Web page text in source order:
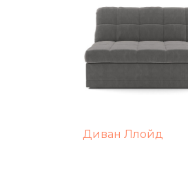
Диван Ллойд